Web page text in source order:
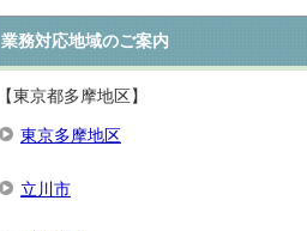
業務対応地域のご案内
【東京都多摩地区】
東京多摩地区
立川市